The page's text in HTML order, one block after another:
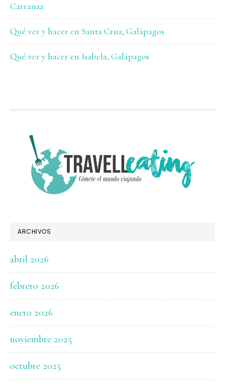
Carranza
Qué ver y hacer en Santa Cruz, Galápagos
Qué ver y hacer en Isabela, Galápagos
FOOTER
ARCHIVOS
abril 2026
febrero 2026
enero 2026
noviembre 2025
octubre 2025